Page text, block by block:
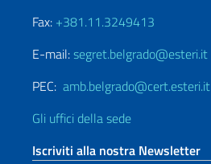
Fax: +381.11.3249413
E-mail:segret.belgrado@esteri.it
PEC: amb.belgrado@cert.esteri.it
Gli uffici della sede
Iscriviti alla nostra Newsletter